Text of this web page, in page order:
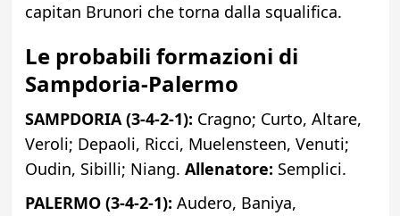
capitan Brunori che torna dalla squalifica.
Le probabili formazioni di
Sampdoria-Palermo
SAMPDORIA (3-4-2-1): Cragno; Curto, Altare,
Veroli; Depaoli, Ricci, Muelensteen, Venuti;
Oudin, Sibilli; Niang. Allenatore: Semplici.
PALERMO (3-4-2-1): Audero, Baniya,